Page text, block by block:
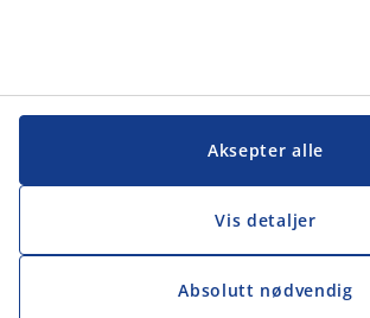
Aksepter alle
Vis detaljer
Absolutt nødvendig